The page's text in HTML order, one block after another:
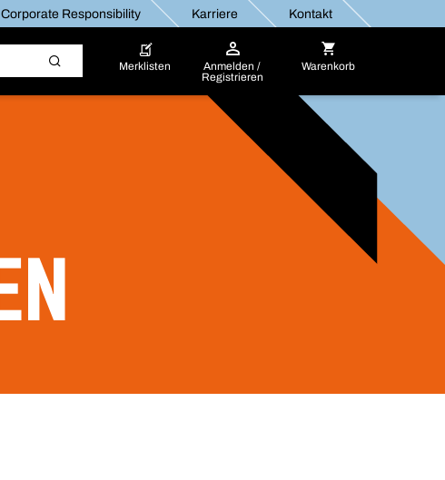
Corporate Responsibility Karriere Kontakt
Merklisten
Anmelden /
Registrieren
Warenkorb